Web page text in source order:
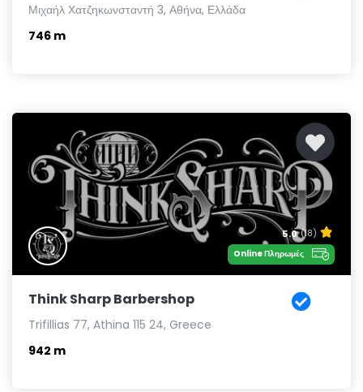
Μιχαήλ Χατζηκωνσταντή 3, Αθήνα, Ελλάδα
746 m
5.0 (18)
Online Πληρωμές
Think Sharp Barbershop
Trifillias 77, Athina 115 24, Greece
942 m